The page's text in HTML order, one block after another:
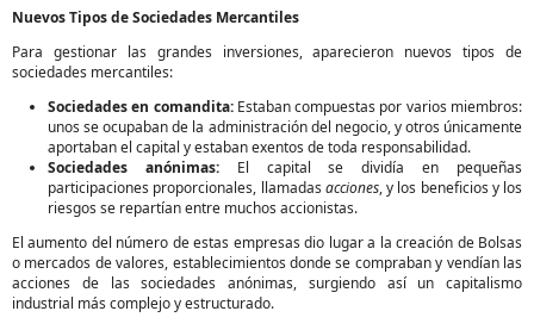
Nuevos Tipos de Sociedades Mercantiles
Para gestionar las grandes inversiones, aparecieron nuevos tipos de
sociedades mercantiles:
Sociedades en comandita:Estaban compuestas por varios miembros:
unos se ocupaban de la administración del negocio, y otros únicamente
aportaban el capital y estaban exentos de toda responsabilidad.
Sociedades anónimas:El capital se dividía en pequeñas
participaciones proporcionales, llamadas acciones, y los beneficios y los
riesgos se repartían entre muchos accionistas.
El aumento del número de estas empresas dio lugar a la creación de Bolsas
o mercados de valores, establecimientos donde se compraban y vendían las
acciones de las sociedades anónimas, surgiendo así un capitalismo
industrial más complejo y estructurado.